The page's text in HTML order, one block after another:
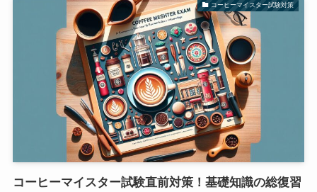
コーヒーマイスター試験対策
コーヒーマイスター試験直前対策！基礎知識の総復習